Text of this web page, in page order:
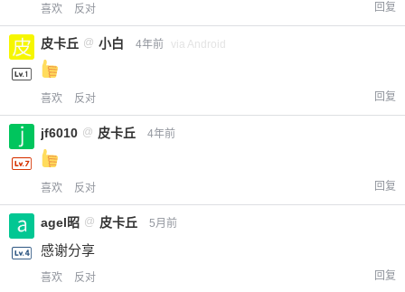
喜欢 反对 回复
皮卡丘 @ 小白 4年前 via Android
喜欢 反对 回复
jf6010 @ 皮卡丘 4年前
喜欢 反对 回复
agel昭 @ 皮卡丘 5月前
感谢分享
喜欢 反对 回复